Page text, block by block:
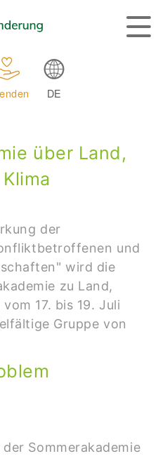
DE
über Land,
der
und
wird die
zu Land,
17. bis 19. Juli
Gruppe von
Sommerakademie